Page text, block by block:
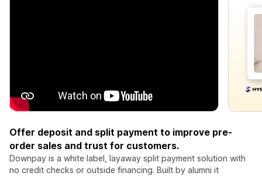
Offer deposit and split payment to improve pre-
order sales and trust for customers.
Downpay is a white label, layaway split payment solution with
no credit checks or outside financing. Built by alumni it